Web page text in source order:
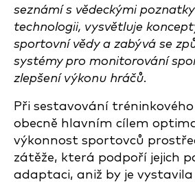
seznámí s vědeckými
technologii, vysvětluje
sportovní vědy a zabývá se
systémy pro monitorování
zlepšení výkonu hráčů.
Při sestavování
obecně hlavním cílem
výkonnost sportovců
zátěže, která podpoří jejich
adaptaci, aniž by je vystavila